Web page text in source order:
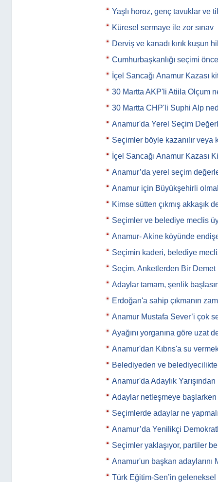
Yaşlı horoz, genç tavuklar ve
Küresel sermaye ile zor sınav
Derviş ve kanadı kırık kuşun
Cumhurbaşkanlığı seçimi
İçel Sancağı Anamur Kazası
30 Martta AKP'li Atiila Olçum
30 Martta CHP'li Suphi Alp
Anamur'da Yerel Seçim
Seçimler böyle kazanılır veya
İçel Sancağı Anamur Kazası
Anamur’da yerel seçim
Anamur için Büyükşehirli
Kimse sütten çıkmış akkaşık
Seçimler ve belediye meclis
Anamur- Akine köyünde
Seçimin kaderi, belediye
Seçim, Anketlerden Bir Demet
Adaylar tamam, şenlik
Erdoğan'a sahip çıkmanın
Anamur Mustafa Sever’i çok
Ayağını yorganına göre uzat
Anamur'dan Kıbrıs'a su
Belediyeden ve
Anamur'da Adaylık
Adaylar netleşmeye
Seçimlerde adaylar ne
Anamur’da Yenilikçi
Seçimler yaklaşıyor, partiler
Anamur'un başkan adaylarını
Türk Eğitim-Sen’in